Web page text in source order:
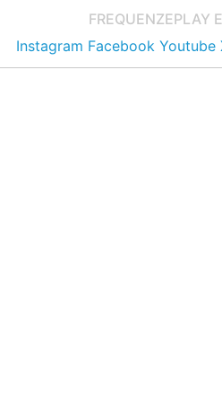
FREQUENZEPLAY
Instagram Facebook Youtube